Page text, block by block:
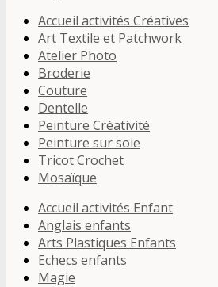
Accueil activités Créatives
Art Textile et Patchwork
Atelier Photo
Broderie
Couture
Dentelle
Peinture Créativité
Peinture sur soie
Tricot Crochet
Mosaïque
Accueil activités Enfant
Anglais enfants
Arts Plastiques Enfants
Echecs enfants
Magie